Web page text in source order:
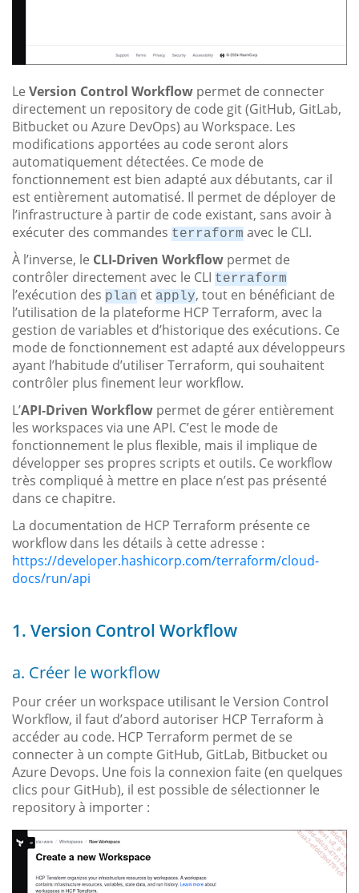
Le Version Control Workflow permet de connecter
directement un repository de code git (GitHub, GitLab,
Bitbucket ou Azure DevOps) au Workspace. Les
modifications apportées au code seront alors
automatiquement détectées. Ce mode de
fonctionnement est bien adapté aux débutants, car il
est entièrement automatisé. Il permet de déployer de
l’infrastructure à partir de code existant, sans avoir à
exécuter des commandes terraform avec le CLI.
À l’inverse, le CLI-Driven Workflow permet de
contrôler directement avec le CLI terraform
l’exécution des plan et apply, tout en bénéficiant de
l’utilisation de la plateforme HCP Terraform, avec la
gestion de variables et d’historique des exécutions. Ce
mode de fonctionnement est adapté aux développeurs
ayant l’habitude d’utiliser Terraform, qui souhaitent
contrôler plus finement leur workflow.
L’API-Driven Workflow permet de gérer entièrement
les workspaces via une API. C’est le mode de
fonctionnement le plus flexible, mais il implique de
développer ses propres scripts et outils. Ce workflow
très compliqué à mettre en place n’est pas présenté
dans ce chapitre.
La documentation de HCP Terraform présente ce
workflow dans les détails à cette adresse :
https://developer.hashicorp.com/terraform/cloud-
docs/run/api
1. Version Control Workflow
a. Créer le workflow
Pour créer un workspace utilisant le Version Control
Workflow, il faut d’abord autoriser HCP Terraform à
accéder au code. HCP Terraform permet de se
connecter à un compte GitHub, GitLab, Bitbucket ou
Azure Devops. Une fois la connexion faite (en quelques
clics pour GitHub), il est possible de sélectionner le
repository à importer :